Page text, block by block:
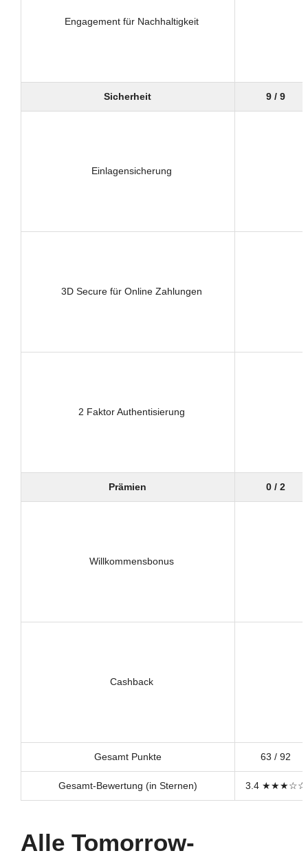
Engagement für Nachhaltigkeit
Sicherheit 9 / 9
Einlagensicherung
3D Secure für Online Zahlungen
2 Faktor Authentisierung
Prämien 0 / 2
Willkommensbonus
Cashback
Gesamt Punkte 63 / 92
Gesamt-Bewertung (in Sternen) 3.4 ★★★☆☆
Alle Tomorrow-